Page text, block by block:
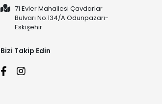
71 Evler Mahallesi Çavdarlar
Bulvarı No:134/A Odunpazarı-
Eskişehir
Bizi Takip Edin